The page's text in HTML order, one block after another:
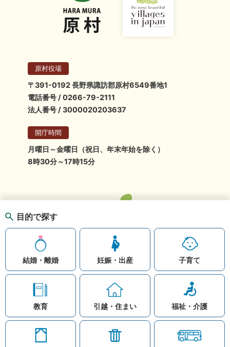
目的で探す
結婚・離婚 妊娠・出産 子育て
教育 引越・住まい 福祉・介護
原村役場
〒391-0192 長野県諏訪郡原村6549番地1
電話番号 / 0266-79-2111
法人番号 / 3000020203637
開庁時間
月曜日～金曜日（祝日、年末年始を除く）
8時30分～17時15分